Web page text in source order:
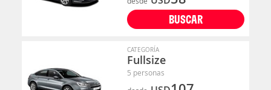
BUSCAR
CATEGORÍA
Fullsize
5 personas